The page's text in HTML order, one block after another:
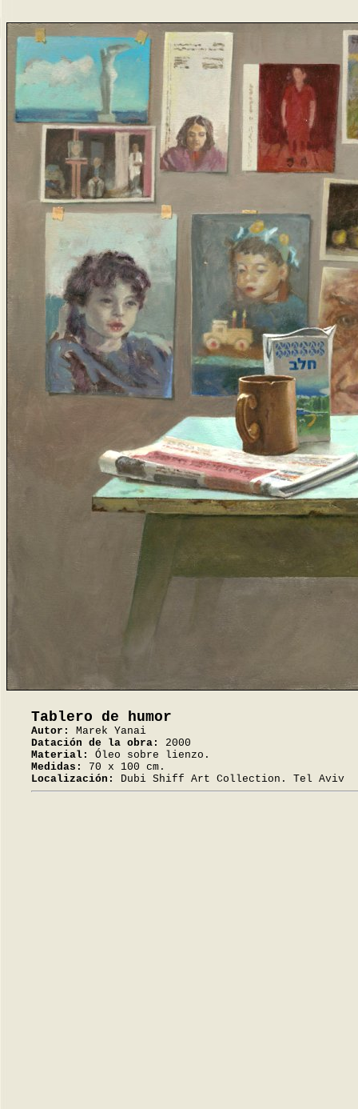
Tablero de humor
Autor:
Marek Yanai
Datación de la obra:
2000
Material:
Óleo sobre lienzo.
Medidas:
70 x 100 cm.
Localización:
Dubi Shiff Art Collection. Tel Aviv